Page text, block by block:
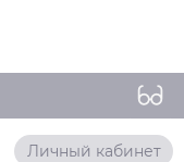
Личный кабинет